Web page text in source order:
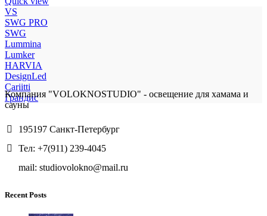
VS
SWG PRO
SWG
Lummina
Lumker
HARVIA
DesignLed
Cariitti
Грандис
Компания "VOLOKNOSTUDIO" - освещение для хамама и
сауны
195197 Санкт-Петербург
Тел: +7(911) 239-4045
mail: studiovolokno@mail.ru
Recent Posts